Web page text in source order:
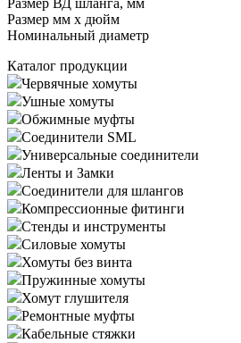
Размер ВД шланга, мм
Размер мм x дюйм
Номинальный диаметр
Каталог продукции
Червячные хомуты
Ушные хомуты
Обжимные муфты
Соединители SML
Универсальные соединители
Ленты и Замки
Соединители для шлангов
Компрессионные фитинги
Стенды и инструменты
Силовые хомуты
Хомуты без винта
Пружинные хомуты
Хомут глушителя
Ремонтные муфты
Кабельные стяжки